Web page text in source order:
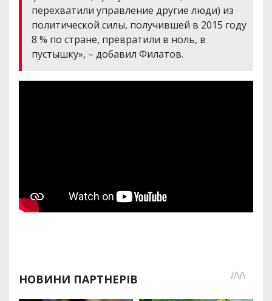
перехватили управление другие люди) из
политической силы, получившей в 2015 году
8 % по стране, превратили в ноль, в
пустышку», – добавил Филатов.